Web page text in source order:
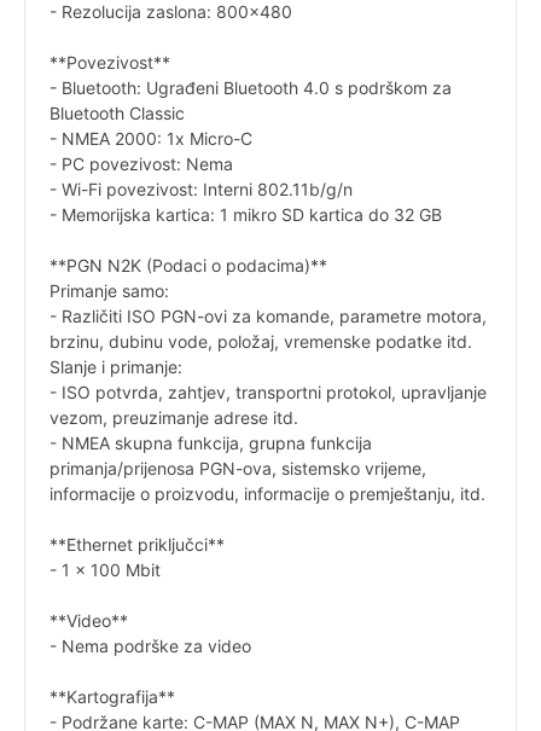
- Rezolucija zaslona: 800x480
**Povezivost**
- Bluetooth: Ugrađeni Bluetooth 4.0 s podrškom za
Bluetooth Classic
- NMEA 2000: 1x Micro-C
- PC povezivost: Nema
- Wi-Fi povezivost: Interni 802.11b/g/n
- Memorijska kartica: 1 mikro SD kartica do 32 GB
**PGN N2K (Podaci o podacima)**
Primanje samo:
- Različiti ISO PGN-ovi za komande, parametre motora,
brzinu, dubinu vode, položaj, vremenske podatke itd.
Slanje i primanje:
- ISO potvrda, zahtjev, transportni protokol, upravljanje
vezom, preuzimanje adrese itd.
- NMEA skupna funkcija, grupna funkcija
primanja/prijenosa PGN-ova, sistemsko vrijeme,
informacije o proizvodu, informacije o premještanju, itd.
**Ethernet priključci**
- 1 x 100 Mbit
**Video**
- Nema podrške za video
**Kartografija**
- Podržane karte: C-MAP (MAX N, MAX N+), C-MAP